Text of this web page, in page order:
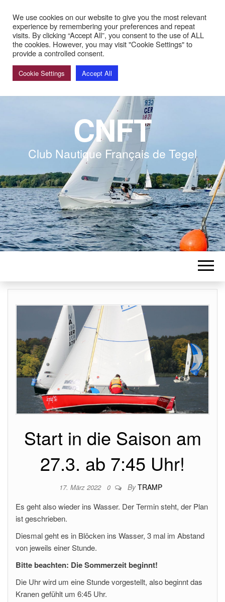
CNFT
Club Nautique Français de Tegel
Start in die Saison am
27.3. ab 7:45 Uhr!
17. März 2022 0 By TRAMP
Es geht also wieder ins Wasser. Der Termin steht, der Plan
ist geschrieben.
Diesmal geht es in Blöcken ins Wasser, 3 mal im Abstand
von jeweils einer Stunde.
Bitte beachten: Die Sommerzeit beginnt!
Die Uhr wird um eine Stunde vorgestellt, also beginnt das
Kranen gefühlt um 6:45 Uhr.
We use cookies on our website to give you the most relevant
experience by remembering your preferences and repeat
visits. By clicking “Accept All”, you consent to the use of ALL
the cookies. However, you may visit "Cookie Settings" to
provide a controlled consent.
Cookie Settings Accept All